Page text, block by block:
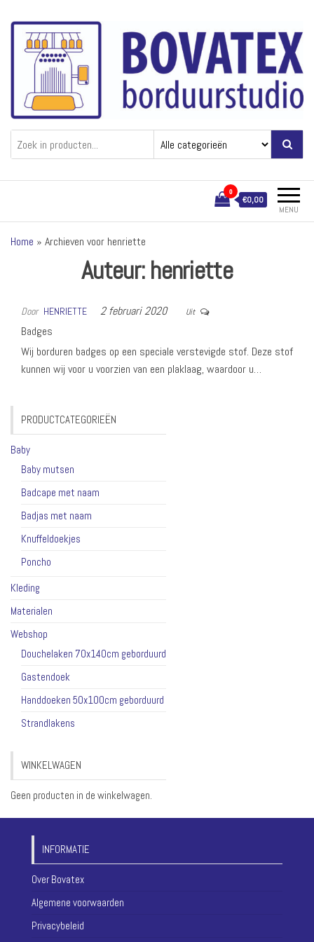
naar
Bovatex
MENU
0
€0,00
Home » Archieven voor henriette
Auteur:henriette
Door HENRIETTE 2 februari 2020 Uit
Badges
Wij borduren badges op een speciale verstevigde stof. Deze stof
kunnen wij voor u voorzien van een plaklaag, waardoor u…
PRODUCTCATEGORIEËN
Baby
Baby mutsen
Badcape met naam
Badjas met naam
Knuffeldoekjes
Poncho
Kleding
Materialen
Webshop
Douchelaken 70x140cm geborduurd
Gastendoek
Handdoeken 50x100cm geborduurd
Strandlakens
WINKELWAGEN
Geen producten in de winkelwagen.
INFORMATIE
Over Bovatex
Algemene voorwaarden
Privacybeleid